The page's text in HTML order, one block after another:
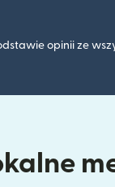
opinii ze